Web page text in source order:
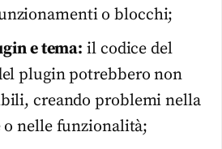
o blocchi;
e tema: il codice del
plugin potrebbero non
creando problemi nella
o nelle funzionalità;